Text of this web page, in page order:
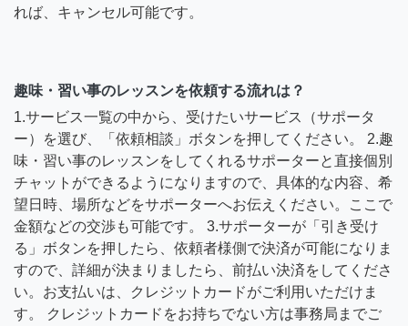
れば、キャンセル可能です。
趣味・習い事のレッスンを依頼する流れは？
1.サービス一覧の中から、受けたいサービス（サポータ
ー）を選び、「依頼相談」ボタンを押してください。 2.趣
味・習い事のレッスンをしてくれるサポーターと直接個別
チャットができるようになりますので、具体的な内容、希
望日時、場所などをサポーターへお伝えください。ここで
金額などの交渉も可能です。 3.サポーターが「引き受け
る」ボタンを押したら、依頼者様側で決済が可能になりま
すので、詳細が決まりましたら、前払い決済をしてくださ
い。お支払いは、クレジットカードがご利用いただけま
す。 クレジットカードをお持ちでない方は事務局までご